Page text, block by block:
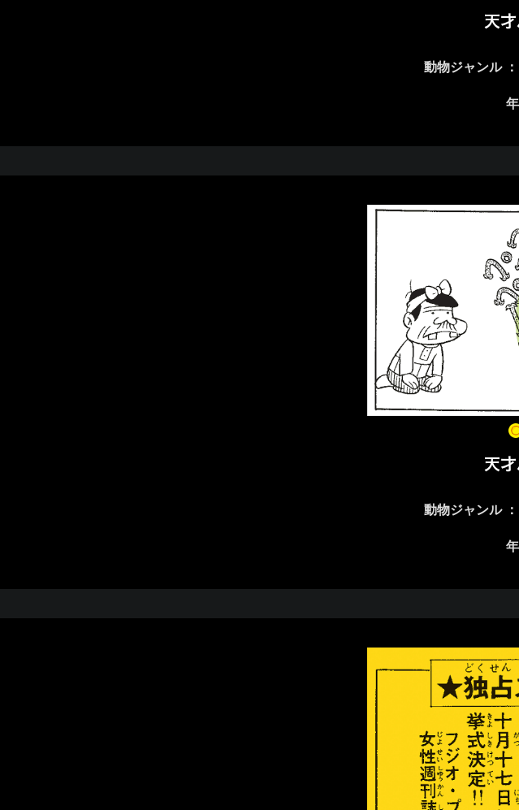
天
動物ジャンル ：
天
動物ジャンル ：